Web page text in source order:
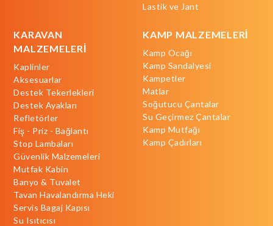
Lastik ve Jant
KARAVAN
MALZEMELERİ
Kaplinler
Aksesuarlar
Destek Tekerlekleri
Destek Ayakları
Refletörler
Fiş - Priz - Bağlantı
Stop Lambaları
Güvenlik Malzemeleri
Mutfak Kabin
Banyo & Tuvalet
Tavan Havalandırma Heki
Servis Bagaj Kapısı
Su Isıtıcısı
KAMP MALZEMELERİ
Kamp Ocağı
Kamp Sandalyesi
Kampetler
Matlar
Soğutucu Çantalar
Su Geçirmez Çantalar
Kamp Mutfağı
Kamp Çadırları